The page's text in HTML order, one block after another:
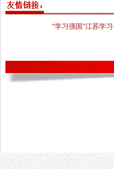
“学习强国”江苏学